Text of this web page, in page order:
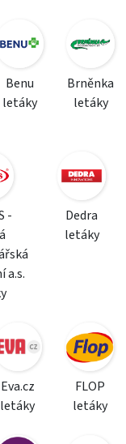
Benu
letáky
Brněnka
letáky
-
a.s.
Dedra
letáky
Eva.cz
letáky
FLOP
letáky